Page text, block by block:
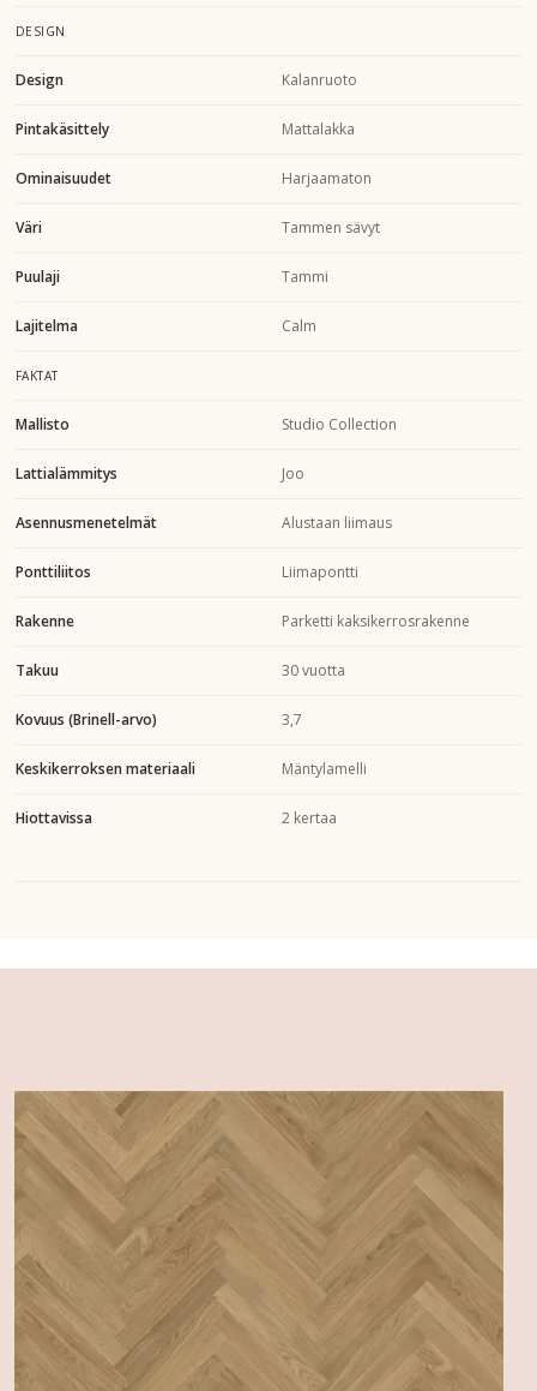
DESIGN
Design Kalanruoto
Pintakäsittely Mattalakka
Ominaisuudet Harjaamaton
Väri Tammen sävyt
Puulaji Tammi
Lajitelma Calm
FAKTAT
Mallisto Studio Collection
Lattialämmitys Joo
Asennusmenetelmät Alustaan liimaus
Ponttiliitos Liimapontti
Rakenne Parketti kaksikerrosrakenne
Takuu 30 vuotta
Kovuus (Brinell-arvo) 3,7
Keskikerroksen materiaali Mäntylamelli
Hiottavissa 2 kertaa